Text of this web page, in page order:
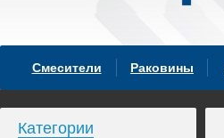
Смесители Раковины
Категории